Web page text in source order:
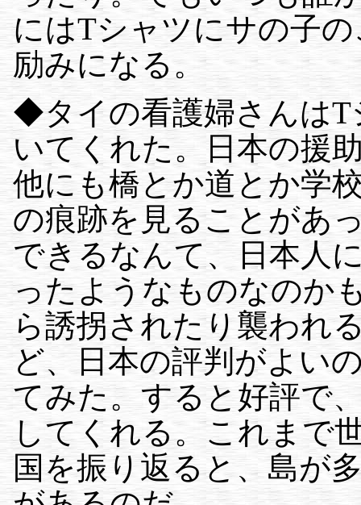
にはTシャツにサの子
励みになる。
◆タイの看護婦さんはT
いてくれた。日本の援
他にも橋とか道とか学
の痕跡を見ることがあ
できるなんて、日本人
ったようなものなのか
ら誘拐されたり襲われ
ど、日本の評判がよい
てみた。すると好評で
してくれる。これまで
国を振り返ると、島が